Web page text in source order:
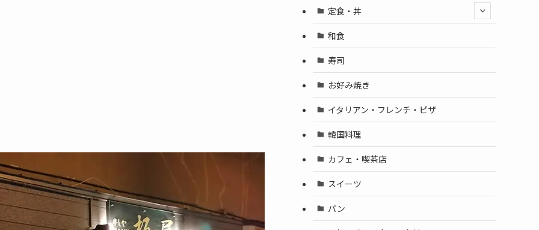
定食・丼
和食
寿司
お好み焼き
イタリアン・フレンチ・ピザ
韓国料理
カフェ・喫茶店
スイーツ
パン